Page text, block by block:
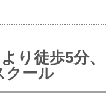
り徒歩5分
クール